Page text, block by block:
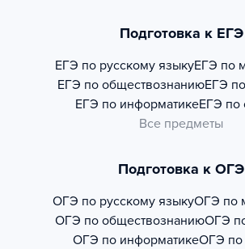
Подготовка к ЕГЭ
ЕГЭ по русскому языкуЕГЭ по
ЕГЭ по обществознаниюЕГЭ
ЕГЭ по информатикеЕГЭ по
Все предметы
Подготовка к ОГЭ
ОГЭ по русскому языкуОГЭ по
ОГЭ по обществознаниюОГЭ
ОГЭ по информатикеОГЭ по